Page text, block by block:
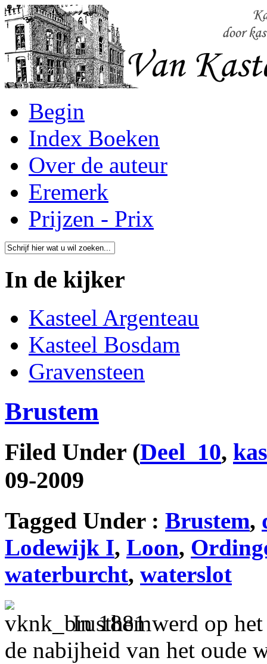
Begin
Index Boeken
Over de auteur
Eremerk
Prijzen - Prix
In de kijker
Kasteel Argenteau
Kasteel Bosdam
Gravensteen
Brustem
Filed Under (Deel_10,
09-2009
Tagged Under : Brustem,
Lodewijk I, Loon,
waterburcht, waterslot
In 1881 werd op
de nabijheid van het oude